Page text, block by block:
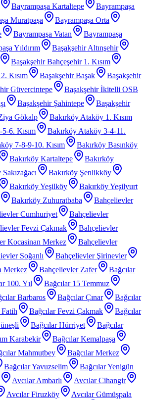
Bayrampaşa Kartaltepe
Bayrampaşa
Muratpaşa
Bayrampaşa Orta
Bayrampaşa Vatan
Bayrampaşa
Yıldırım
Başakşehir Altınşehir
Başakşehir Bahçeşehir 1. Kısım
Kısım
Başakşehir Başak
Başakşehir
Güvercintepe
Başakşehir İkitelli OSB
Başakşehir Şahintepe
Başakşehir
Gökalp
Bakırköy Ataköy 1. Kısım
6. Kısım
Bakırköy Ataköy 3-4-11.
7-8-9-10. Kısım
Bakırköy Basınköy
Bakırköy Kartaltepe
Bakırköy
Bakırköy Şenlikköy
Bakırköy Yeşilköy
Bakırköy Yeşilyurt
Bakırköy Zuhuratbaba
Bahçelievler
Cumhuriyet
Bahçelievler
Fevzi Çakmak
Bahçelievler
Kocasinan Merkez
Bahçelievler
Soğanlı
Bahçelievler Şirinevler
Merkez
Bahçelievler Zafer
Bağcılar
100. Yıl
Bağcılar 15 Temmuz
Barbaros Bağcılar Çınar
Bağcılar
Fatih Bağcılar Fevzi Çakmak
Bağcılar
Bağcılar Hürriyet
Bağcılar
Karabekir
Bağcılar Kemalpaşa
Mahmutbey
Bağcılar Merkez
Bağcılar Yavuzselim
Bağcılar Yenigün
Avcılar Ambarlı
Avcılar Cihangir
Avcılar Firuzköy Avcılar Gümüşpala